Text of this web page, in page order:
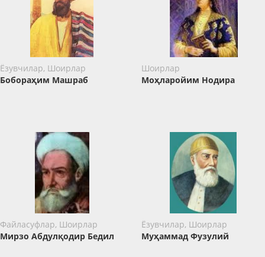
Ёзувчилар, Шоирлар
Бобораҳим Машраб
Шоирлар
Моҳларойим Нодира
Файласуфлар, Шоирлар
Мирзо Абдулқодир Бедил
Ёзувчилар, Шоирлар
Муҳаммад Фузулий